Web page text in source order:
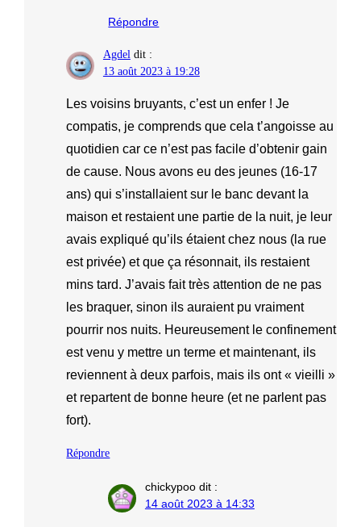
Répondre
Agdel dit :
13 août 2023 à 19:28
Les voisins bruyants, c’est un enfer ! Je
compatis, je comprends que cela t’angoisse au
quotidien car ce n’est pas facile d’obtenir gain
de cause. Nous avons eu des jeunes (16-17
ans) qui s’installaient sur le banc devant la
maison et restaient une partie de la nuit, je leur
avais expliqué qu’ils étaient chez nous (la rue
est privée) et que ça résonnait, ils restaient
mins tard. J’avais fait très attention de ne pas
les braquer, sinon ils auraient pu vraiment
pourrir nos nuits. Heureusement le confinement
est venu y mettre un terme et maintenant, ils
reviennent à deux parfois, mais ils ont « vieilli »
et repartent de bonne heure (et ne parlent pas
fort).
Répondre
chickypoo dit :
14 août 2023 à 14:33